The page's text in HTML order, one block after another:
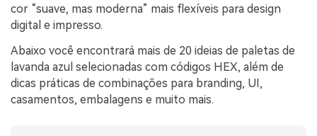
cor “suave, mas moderna” mais flexíveis para design
digital e impresso.
Abaixo você encontrará mais de 20 ideias de paletas de
lavanda azul selecionadas com códigos HEX, além de
dicas práticas de combinações para branding, UI,
casamentos, embalagens e muito mais.